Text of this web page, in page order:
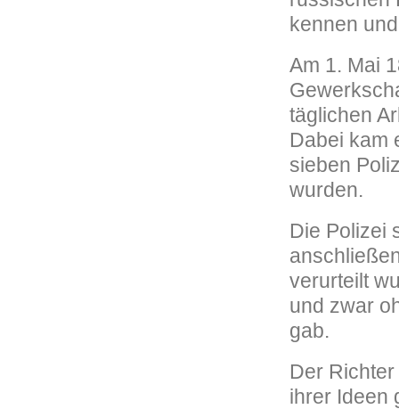
kennen
Am 1. Mai
täglichen
Dabei kam
sieben
wurden.
Die Polizei
verurteilt
und zwar
gab.
Der
ihrer Ideen